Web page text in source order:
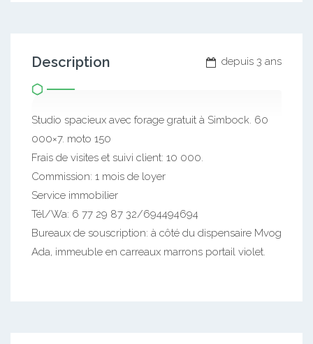
depuis 3 ans
Description
Studio spacieux avec forage gratuit à Simbock. 60
000×7. moto 150
Frais de visites et suivi client: 10 000.
Commission: 1 mois de loyer
Service immobilier
Tél/Wa: 6 77 29 87 32/694494694
Bureaux de souscription: à côté du dispensaire Mvog
Ada, immeuble en carreaux marrons portail violet.